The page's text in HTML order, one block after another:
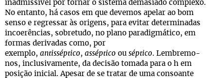
inadmissível por tornar o sistema demasiado complexo.
No entanto, há casos em que devemos apelar ao bom
senso e regressar às origens, para evitar determinadas
incoerências, sobretudo, no plano paradigmático, em
formas derivadas como, por
exemplo, antisséptico, asséptico ou séptico. Lembremo-
nos, inclusivamente, da decisão tomada para o h em
posição inicial. Apesar de se tratar de uma consoante